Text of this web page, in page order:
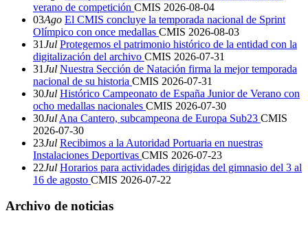
verano de competición CMIS 2026-08-04
03Ago El CMIS concluye la temporada nacional de Sprint
Olímpico con once medallas CMIS 2026-08-03
31Jul Protegemos el patrimonio histórico de la entidad con la
digitalización del archivo CMIS 2026-07-31
31Jul Nuestra Sección de Natación firma la mejor temporada
nacional de su historia CMIS 2026-07-31
30Jul Histórico Campeonato de España Junior de Verano con
ocho medallas nacionales CMIS 2026-07-30
30Jul Ana Cantero, subcampeona de Europa Sub23 CMIS
2026-07-30
23Jul Recibimos a la Autoridad Portuaria en nuestras
Instalaciones Deportivas CMIS 2026-07-23
22Jul Horarios para actividades dirigidas del gimnasio del 3 al
16 de agosto CMIS 2026-07-22
Archivo de noticias